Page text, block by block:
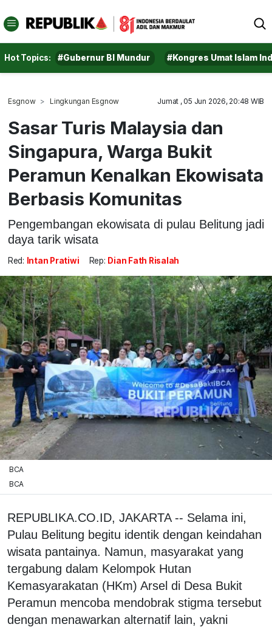
Hot Topics: #Gubernur BI Mundur #Kongres Umat Islam
Esgnow Lingkungan Esgnow Jumat , 05 Jun 2026, 20:48 WIB
Sasar Turis Malaysia dan
Singapura, Warga Bukit
Peramun Kenalkan Ekowisata
Berbasis Komunitas
Pengembangan ekowisata di pulau Belitung jadi
daya tarik wisata
Red: Intan Pratiwi Rep: Dian Fath Risalah
BCA
BCA
REPUBLIKA.CO.ID, JAKARTA -- Selama ini,
Pulau Belitung begitu identik dengan keindahan
wisata pantainya. Namun, masyarakat yang
tergabung dalam Kelompok Hutan
Kemasyarakatan (HKm) Arsel di Desa Bukit
Peramun mencoba mendobrak stigma tersebut
dengan menawarkan alternatif lain, yakni